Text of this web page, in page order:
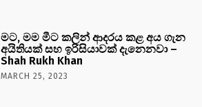
මට, මම මීට කලින් ආදරය කළ අය ගැන
අයිතියක් සහ ඉරිසියාවක් දැනෙනවා –
Shah Rukh Khan
MARCH 25, 2023